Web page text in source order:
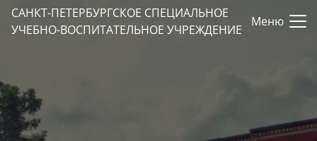
САНКТ-ПЕТЕРБУРГСКОЕ СПЕЦИАЛЬНОЕ
УЧЕБНО-ВОСПИТАТЕЛЬНОЕ УЧРЕЖДЕНИЕ
Меню